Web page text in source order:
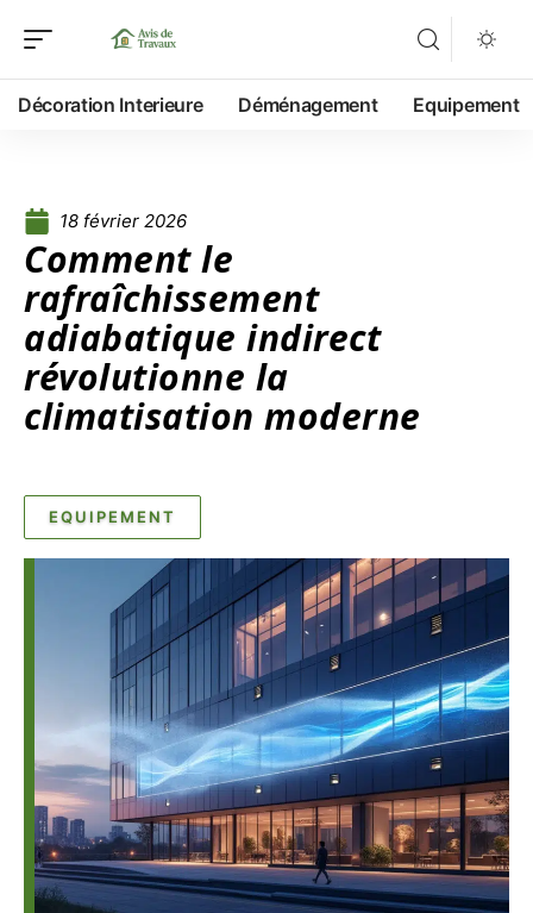
Décoration Interieure Déménagement Equipement
18 février 2026
Comment le
rafraîchissement
adiabatique indirect
révolutionne la
climatisation moderne
EQUIPEMENT